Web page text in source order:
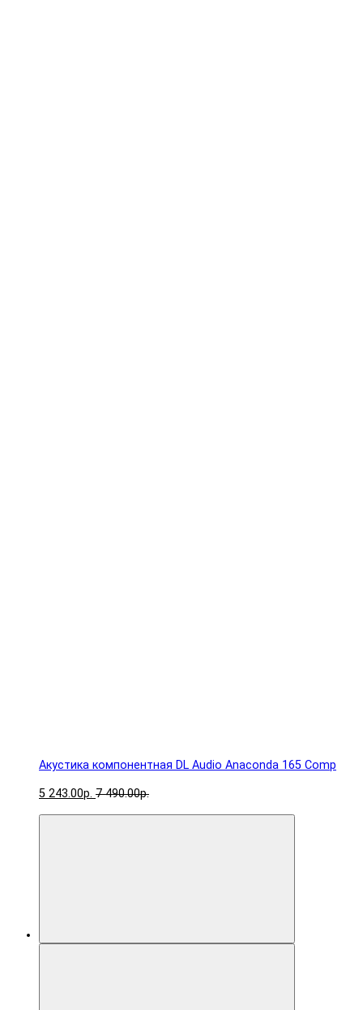
Акустика компонентная DL Audio Anaconda 165 Comp
5 243.00р. 7 490.00р.